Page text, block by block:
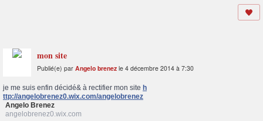
mon site
Publié(e) par Angelo brenez le 4 décembre 2014 à 7:30
je me suis enfin décidé& à rectifier mon site h
ttp://angelobrenez0.wix.com/angelobrenez
Angelo Brenez
angelobrenez0.wix.com